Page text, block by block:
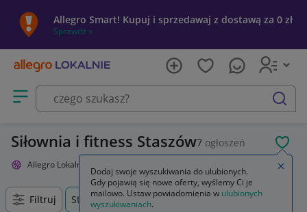
Allegro Smart! Kupuj i sprzedawaj z dostawą za 0 zł
Sprawdź »
Otwórz menu z kategoriami
szukaj
Siłownia i fitness Staszów7 ogłoszeń
Allegro Lokalnie
Filtruj Staszów, Świętokrzyskie, +0 km
Dodaj swoje wyszukiwania do ulubionych.
Gdy pojawią się nowe oferty, wyślemy Ci je
mailowo. Ustaw powiadomienia w ulubionych
wyszukiwaniach.